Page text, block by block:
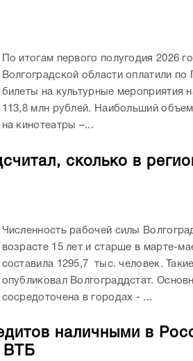
По итогам первого полугодия 2026
Волгоградской области оплатили
билеты на культурные мероприятия
113,8 млн рублей. Наибольший
на кинотеатры –...
сколько в
Численность рабочей силы
возрасте 15 лет и старше в марте-
составила 1295,7 тыс. человек.
опубликовал Волгограддстат.
сосредоточена в городах - ...
наличными в
ВТБ